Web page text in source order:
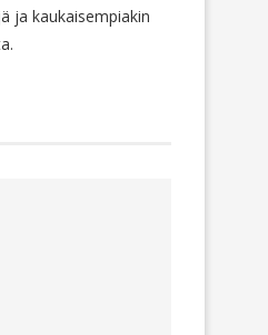
ja kaukaisempiakin